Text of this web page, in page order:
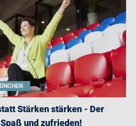
Stärken stärken - Der
und zufrieden!